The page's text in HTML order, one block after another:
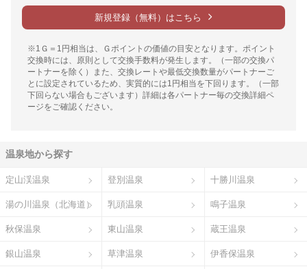
新規登録（無料）はこちら
※1Ｇ＝1円相当は、Ｇポイントの価値の目安となります。ポイント
交換時には、原則として交換手数料が発生します。（一部の交換パ
ートナーを除く）また、交換レートや最低交換数量がパートナーご
とに設定されているため、実質的には1円相当を下回ります。（一部
下回らない場合もございます）詳細は各パートナー毎の交換詳細ペ
ージをご確認ください。
温泉地から探す
定山渓温泉 登別温泉 十勝川温泉
湯の川温泉（北海道） 乳頭温泉 鳴子温泉
秋保温泉 東山温泉 蔵王温泉
銀山温泉 草津温泉 伊香保温泉